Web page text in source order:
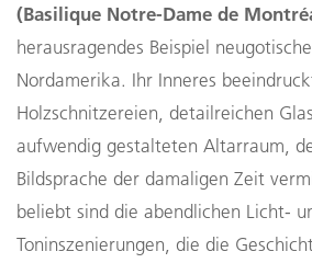
(Basilique Notre-Dame de
herausragendes Beispiel
Nordamerika. Ihr Inneres
Holzschnitzereien, detailreichen
aufwendig gestalteten Altarraum,
Bildsprache der damaligen Zeit
beliebt sind die abendlichen Licht-
Toninszenierungen, die die